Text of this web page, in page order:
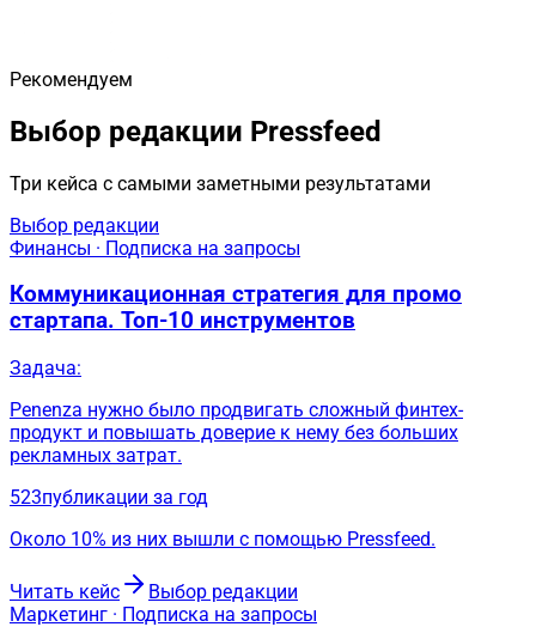
Рекомендуем
Выбор редакции Pressfeed
Три кейса с самыми заметными результатами
Выбор редакции
Финансы · Подписка на запросы
Коммуникационная стратегия для промо
стартапа. Топ-10 инструментов
Задача:
Penenza нужно было продвигать сложный финтех-
продукт и повышать доверие к нему без больших
рекламных затрат.
523публикации за год
Около 10% из них вышли с помощью Pressfeed.
Читать кейс
Выбор редакции
Маркетинг · Подписка на запросы